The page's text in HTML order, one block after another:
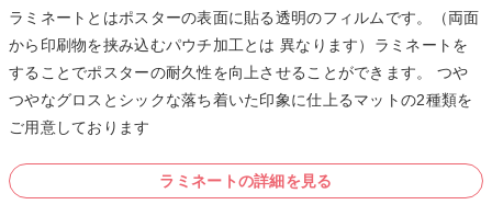
ラミネートとはポスターの表面に貼る透明のフィルムです。（両面
から印刷物を挟み込むパウチ加工とは 異なります）ラミネートを
することでポスターの耐久性を向上させることができます。 つや
つやなグロスとシックな落ち着いた印象に仕上るマットの2種類を
ご用意しております
ラミネートの詳細を見る